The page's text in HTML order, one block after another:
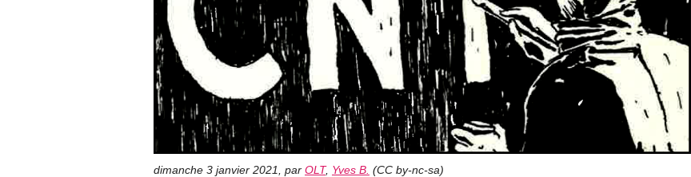
dimanche 3 janvier 2021 par OLT, Yves B. (CC by-nc-sa)